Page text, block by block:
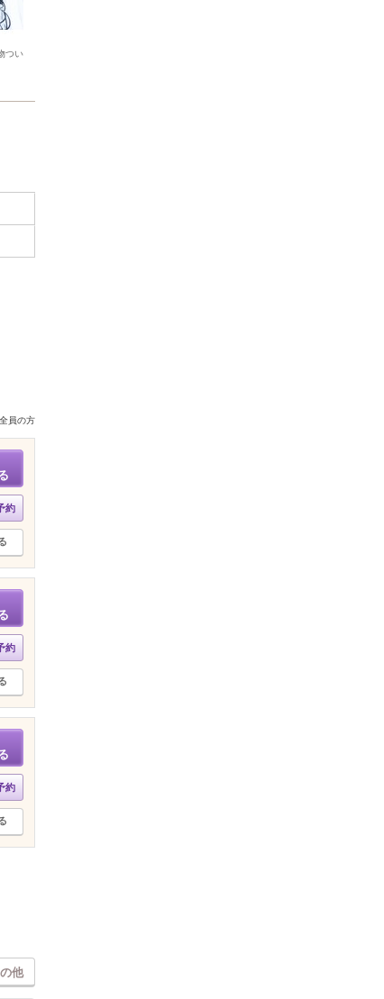
つい
員の方
約
約
約
他